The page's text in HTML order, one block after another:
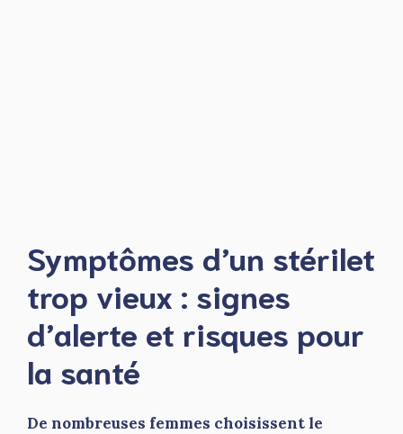
Symptômes d’un stérilet
trop vieux : signes
d’alerte et risques pour
la santé
De nombreuses femmes choisissent le